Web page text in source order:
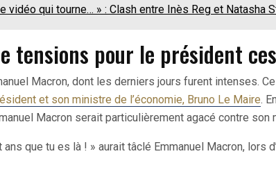
vidéo qui tourne… » : Clash entre Inès Reg et Natasha
tensions pour le président
Macron, dont les derniers jours furent intenses.
et son ministre de l’économie, Bruno Le Maire.
Macron serait particulièrement agacé contre son
que tu es là ! » aurait tâclé Emmanuel Macron, lors